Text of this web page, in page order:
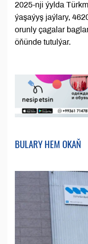
2025-nji ýylda
ýaşaýyş jaýlary,
orunly çagalar
öňünde tutulýar.
BULARY HEM OKAŇ